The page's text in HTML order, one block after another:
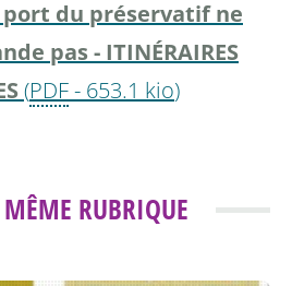
port du préservatif ne
pas - ITINÉRAIRES
(PDF- 653.1 kio)
RUBRIQUE